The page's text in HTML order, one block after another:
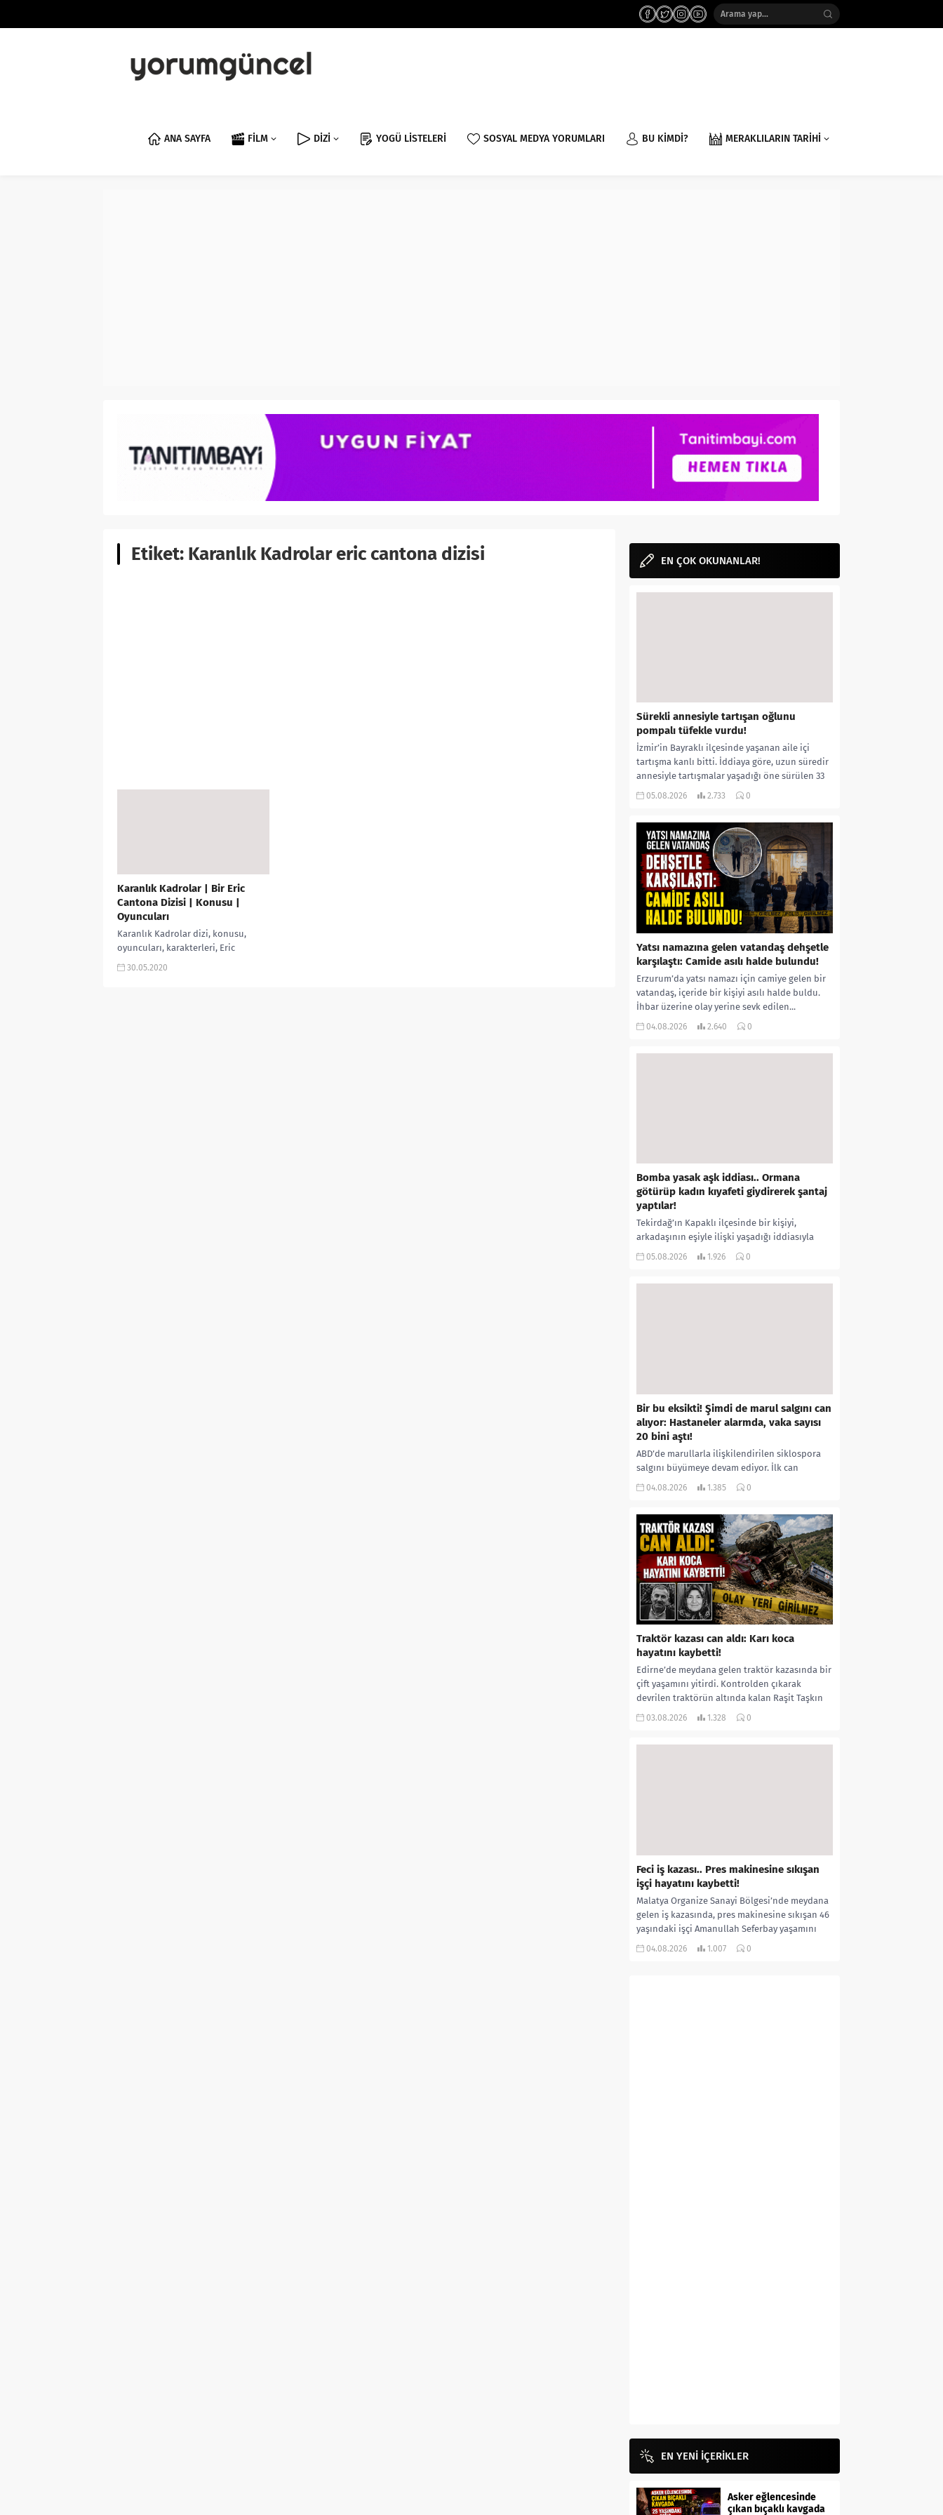
ANA SAYFA FİLM DİZİ YOGÜ LİSTELERİ SOSYAL MEDYA YORUMLARI BU KİMDİ? MERAKLILARIN TARİHİ
Etiket: Karanlık Kadrolar eric cantona dizisi
Karanlık Kadrolar | Bir Eric
Cantona Dizisi | Konusu |
Oyuncuları
Karanlık Kadrolar dizi, konusu,
oyuncuları, karakterleri, Eric
Cantona dizisi, kaç bölüm kaç
30.05.2020
EN ÇOK OKUNANLAR!
Sürekli annesiyle tartışan oğlunu
pompalı tüfekle vurdu!
İzmir’in Bayraklı ilçesinde yaşanan aile içi
tartışma kanlı bitti. İddiaya göre, uzun süredir
annesiyle tartışmalar yaşadığı öne sürülen 33
yaşındaki...
05.08.2026 2.733 0
Yatsı namazına gelen vatandaş dehşetle
karşılaştı: Camide asılı halde bulundu!
Erzurum’da yatsı namazı için camiye gelen bir
vatandaş, içeride bir kişiyi asılı halde buldu.
İhbar üzerine olay yerine sevk edilen...
04.08.2026 2.640 0
Bomba yasak aşk iddiası.. Ormana
götürüp kadın kıyafeti giydirerek şantaj
yaptılar!
Tekirdağ’ın Kapaklı ilçesinde bir kişiyi,
arkadaşının eşiyle ilişki yaşadığı iddiasıyla
ormanlık alana götürerek zorla kadın
05.08.2026 1.926 0
Bir bu eksikti! Şimdi de marul salgını can
alıyor: Hastaneler alarmda, vaka sayısı
20 bini aştı!
ABD’de marullarla ilişkilendirilen siklospora
salgını büyümeye devam ediyor. İlk can
kayıplarının yaşandığı salgında vaka sayısının
04.08.2026 1.385 0
Traktör kazası can aldı: Karı koca
hayatını kaybetti!
Edirne’de meydana gelen traktör kazasında bir
çift yaşamını yitirdi. Kontrolden çıkarak
devrilen traktörün altında kalan Raşit Taşkın
ile eşi Fatma...
03.08.2026 1.328 0
Feci iş kazası.. Pres makinesine sıkışan
işçi hayatını kaybetti!
Malatya Organize Sanayi Bölgesi’nde meydana
gelen iş kazasında, pres makinesine sıkışan 46
yaşındaki işçi Amanullah Seferbay yaşamını
yitirdi. Olayla ilgili...
04.08.2026 1.007 0
EN YENİ İÇERİKLER
Asker eğlencesinde
çıkan bıçaklı kavgada